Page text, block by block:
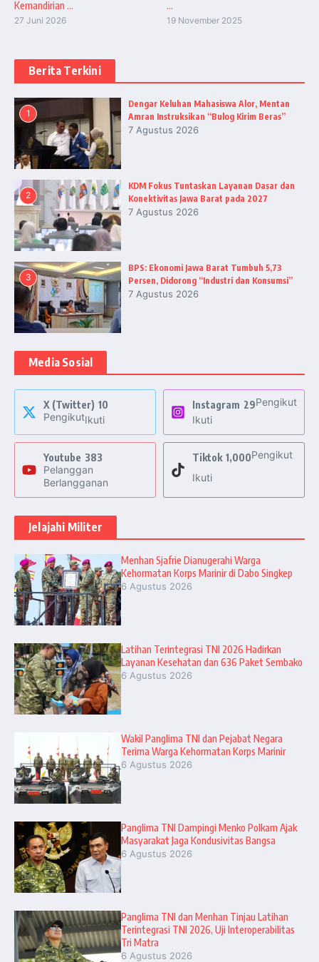
Kemandirian ...
27 Juni 2026
...
19 November 2025
Berita Terkini
1
Dengar Keluhan Mahasiswa Alor, Mentan
Amran Instruksikan “Bulog Kirim Beras”
7 Agustus 2026
2
KDM Fokus Tuntaskan Layanan Dasar dan
Konektivitas Jawa Barat pada 2027
7 Agustus 2026
3
BPS: Ekonomi Jawa Barat Tumbuh 5,73
Persen, Didorong “Industri dan Konsumsi”
7 Agustus 2026
Media Sosial
X (Twitter) 10
PengikutIkuti
Instagram 29Pengikut
Ikuti
Youtube 383
Pelanggan
Berlangganan
Tiktok 1,000Pengikut
Ikuti
Jelajahi Militer
Menhan Sjafrie Dianugerahi Warga
Kehormatan Korps Marinir di Dabo Singkep
6 Agustus 2026
Latihan Terintegrasi TNI 2026 Hadirkan
Layanan Kesehatan dan 636 Paket Sembako
6 Agustus 2026
Wakil Panglima TNI dan Pejabat Negara
Terima Warga Kehormatan Korps Marinir
6 Agustus 2026
Panglima TNI Dampingi Menko Polkam Ajak
Masyarakat Jaga Kondusivitas Bangsa
6 Agustus 2026
Panglima TNI dan Menhan Tinjau Latihan
Terintegrasi TNI 2026, Uji Interoperabilitas
Tri Matra
6 Agustus 2026